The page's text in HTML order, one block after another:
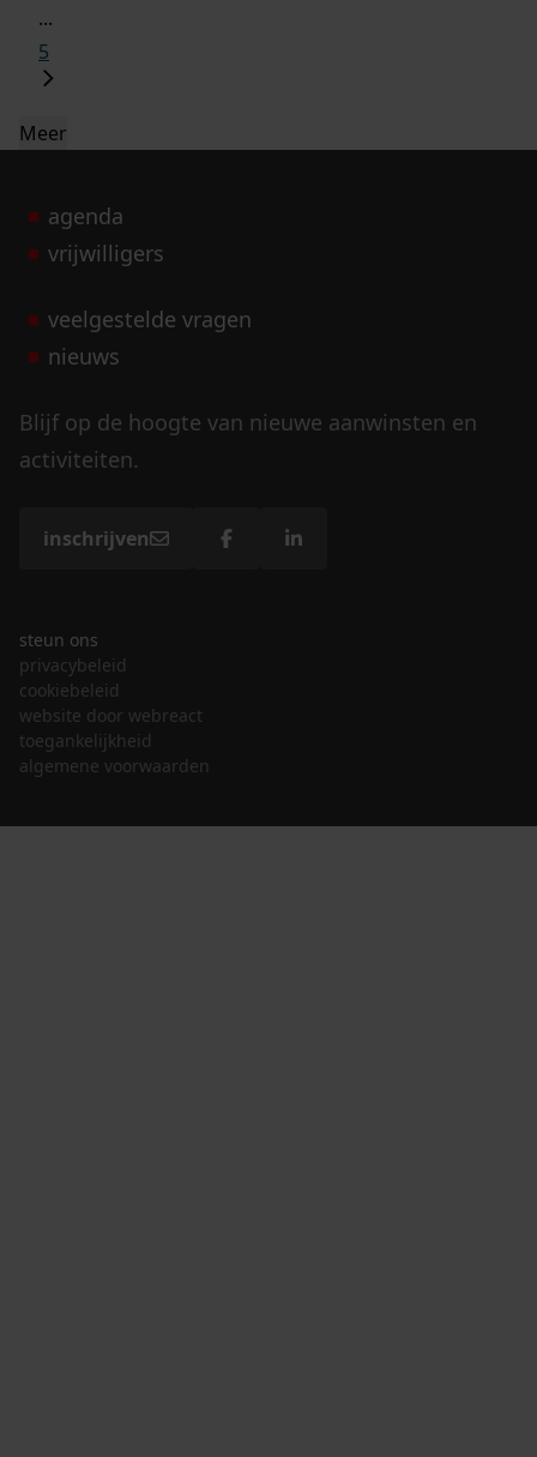
...
5
Meer
agenda
vrijwilligers
veelgestelde vragen
nieuws
Blijf op de hoogte van nieuwe aanwinsten en
activiteiten.
inschrijven
steun ons
privacybeleid
cookiebeleid
website door webreact
toegankelijkheid
algemene voorwaarden